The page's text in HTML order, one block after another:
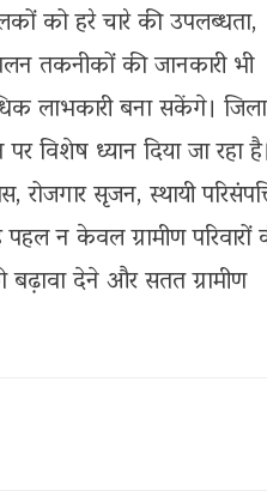
को हरे चारे की उपलब्धता,
तकनीकों की जानकारी भी
लाभकारी बना सकेंगे। जिला
विशेष ध्यान दिया जा रहा है।
सृजन, स्थायी
न केवल ग्रामीण परिवारों
बढ़ावा देने और सतत ग्रामीण